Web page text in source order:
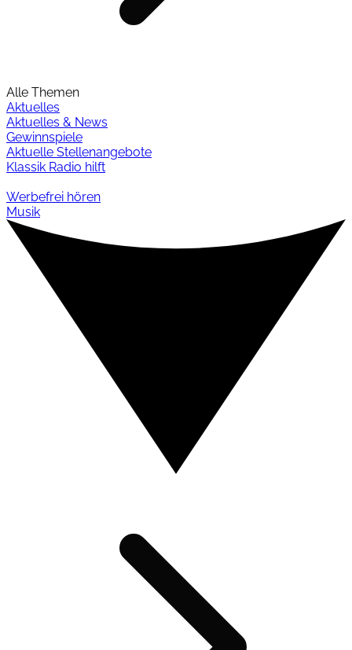
Alle Themen
Aktuelles
Aktuelles & News
Gewinnspiele
Aktuelle Stellenangebote
Klassik Radio hilft
Werbefrei hören
Musik